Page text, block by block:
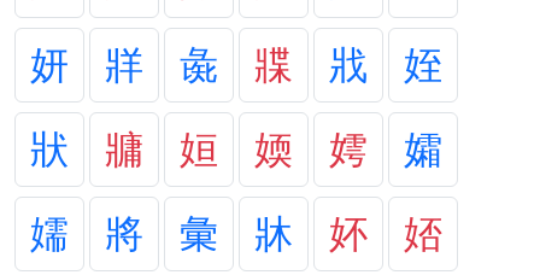
妍
牂 彘 牃 戕
姪
狀
牅 姮 媆 嫮
孀
嬬
將 彙 牀 妚
娝